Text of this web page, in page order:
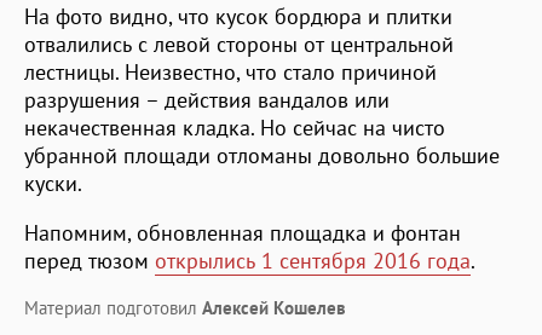
На фото видно, что кусок бордюра и плитки
отвалились с левой стороны от центральной
лестницы. Неизвестно, что стало причиной
разрушения – действия вандалов или
некачественная кладка. Но сейчас на чисто
убранной площади отломаны довольно большие
куски.
Напомним, обновленная площадка и фонтан
перед тюзом открылись 1 сентября 2016 года.
Материал подготовил Алексей Кошелев